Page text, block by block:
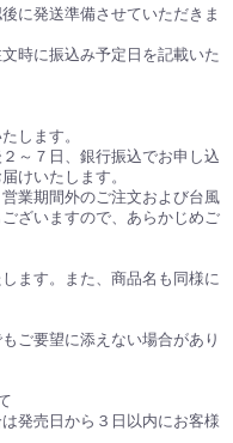
に発送準備させていただきま
時に振込み予定日を記載いた
します。
～７日、銀行振込でお申し込
けいたします。
業期間外のご注文および台風
ざいますので、あらかじめご
ます。また、商品名も同様に
ご要望に添えない場合があり
発売日から３日以内にお客様